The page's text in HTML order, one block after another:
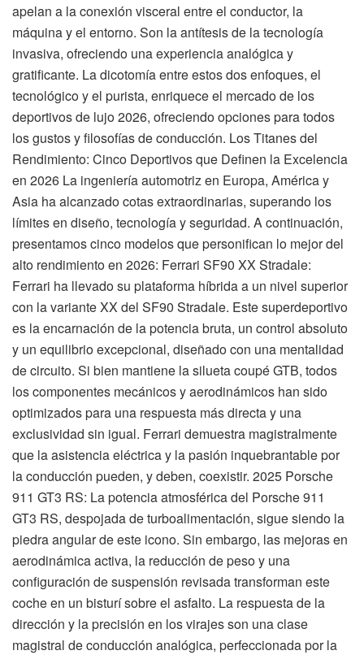
apelan a la conexión visceral entre el conductor, la
máquina y el entorno. Son la antítesis de la tecnología
invasiva, ofreciendo una experiencia analógica y
gratificante. La dicotomía entre estos dos enfoques, el
tecnológico y el purista, enriquece el mercado de los
deportivos de lujo 2026, ofreciendo opciones para todos
los gustos y filosofías de conducción. Los Titanes del
Rendimiento: Cinco Deportivos que Definen la Excelencia
en 2026 La ingeniería automotriz en Europa, América y
Asia ha alcanzado cotas extraordinarias, superando los
límites en diseño, tecnología y seguridad. A continuación,
presentamos cinco modelos que personifican lo mejor del
alto rendimiento en 2026: Ferrari SF90 XX Stradale:
Ferrari ha llevado su plataforma híbrida a un nivel superior
con la variante XX del SF90 Stradale. Este superdeportivo
es la encarnación de la potencia bruta, un control absoluto
y un equilibrio excepcional, diseñado con una mentalidad
de circuito. Si bien mantiene la silueta coupé GTB, todos
los componentes mecánicos y aerodinámicos han sido
optimizados para una respuesta más directa y una
exclusividad sin igual. Ferrari demuestra magistralmente
que la asistencia eléctrica y la pasión inquebrantable por
la conducción pueden, y deben, coexistir. 2025 Porsche
911 GT3 RS: La potencia atmosférica del Porsche 911
GT3 RS, despojada de turboalimentación, sigue siendo la
piedra angular de este icono. Sin embargo, las mejoras en
aerodinámica activa, la reducción de peso y una
configuración de suspensión revisada transforman este
coche en un bisturí sobre el asfalto. La respuesta de la
dirección y la precisión en los virajes son una clase
magistral de conducción analógica, perfeccionada por la